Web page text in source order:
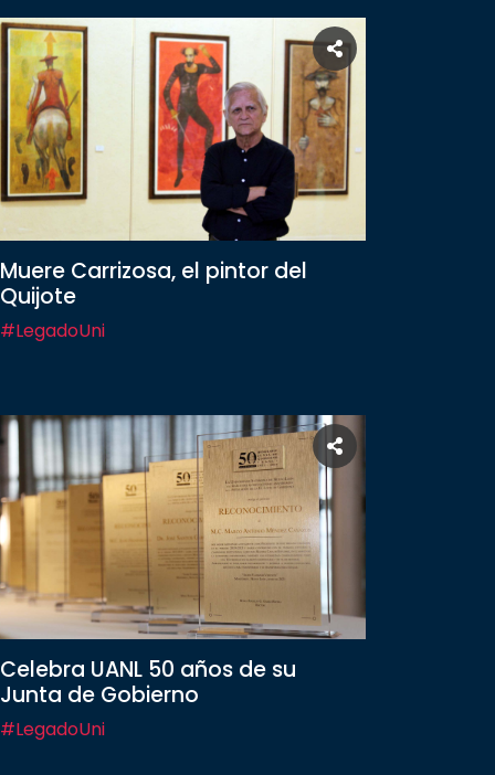
Muere Carrizosa, el pintor del
Quijote
#LegadoUni
Celebra UANL 50 años de su
Junta de Gobierno
#LegadoUni